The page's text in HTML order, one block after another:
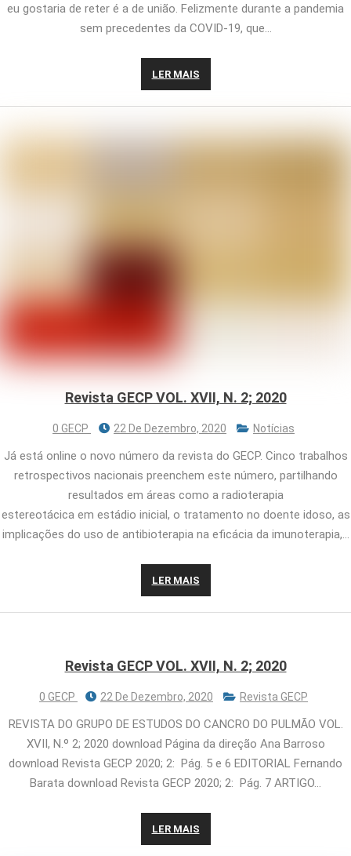
eu gostaria de reter é a de união. Felizmente durante a pandemia
sem precedentes da COVID-19, que…
LER MAIS
Revista GECP VOL. XVII, N. 2; 2020
0 GECP 22 De Dezembro, 2020 Notícias
Já está online o novo número da revista do GECP. Cinco trabalhos
retrospectivos nacionais preenchem este número, partilhando
resultados em áreas como a radioterapia
estereotácica em estádio inicial, o tratamento no doente idoso, as
implicações do uso de antibioterapia na eficácia da imunoterapia,…
LER MAIS
Revista GECP VOL. XVII, N. 2; 2020
0 GECP 22 De Dezembro, 2020 Revista GECP
REVISTA DO GRUPO DE ESTUDOS DO CANCRO DO PULMÃO VOL.
XVII, N.º 2; 2020 download Página da direção Ana Barroso
download Revista GECP 2020; 2: Pág. 5 e 6 EDITORIAL Fernando
Barata download Revista GECP 2020; 2: Pág. 7 ARTIGO…
LER MAIS